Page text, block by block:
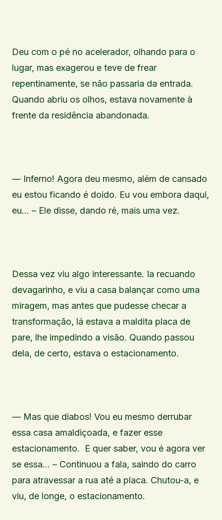
Deu com o pé no acelerador, olhando para o
lugar, mas exagerou e teve de frear
repentinamente, se não passaria da entrada.
Quando abriu os olhos, estava novamente à
frente da residência abandonada.
— Inferno! Agora deu mesmo, além de cansado
eu estou ficando é doido. Eu vou embora daqui,
eu… – Ele disse, dando ré, mais uma vez.
Dessa vez viu algo interessante. Ia recuando
devagarinho, e viu a casa balançar como uma
miragem, mas antes que pudesse checar a
transformação, lá estava a maldita placa de
pare, lhe impedindo a visão. Quando passou
dela, de certo, estava o estacionamento.
— Mas que diabos! Vou eu mesmo derrubar
essa casa amaldiçoada, e fazer esse
estacionamento. E quer saber, vou é agora ver
se essa… – Continuou a fala, saindo do carro
para atravessar a rua até a placa. Chutou-a, e
viu, de longe, o estacionamento.